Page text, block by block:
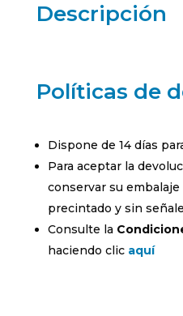
Descripción
Políticas de
Dispone de 14 días
Para aceptar la
conservar su
precintado y sin
Consulte la
haciendo clic aquí